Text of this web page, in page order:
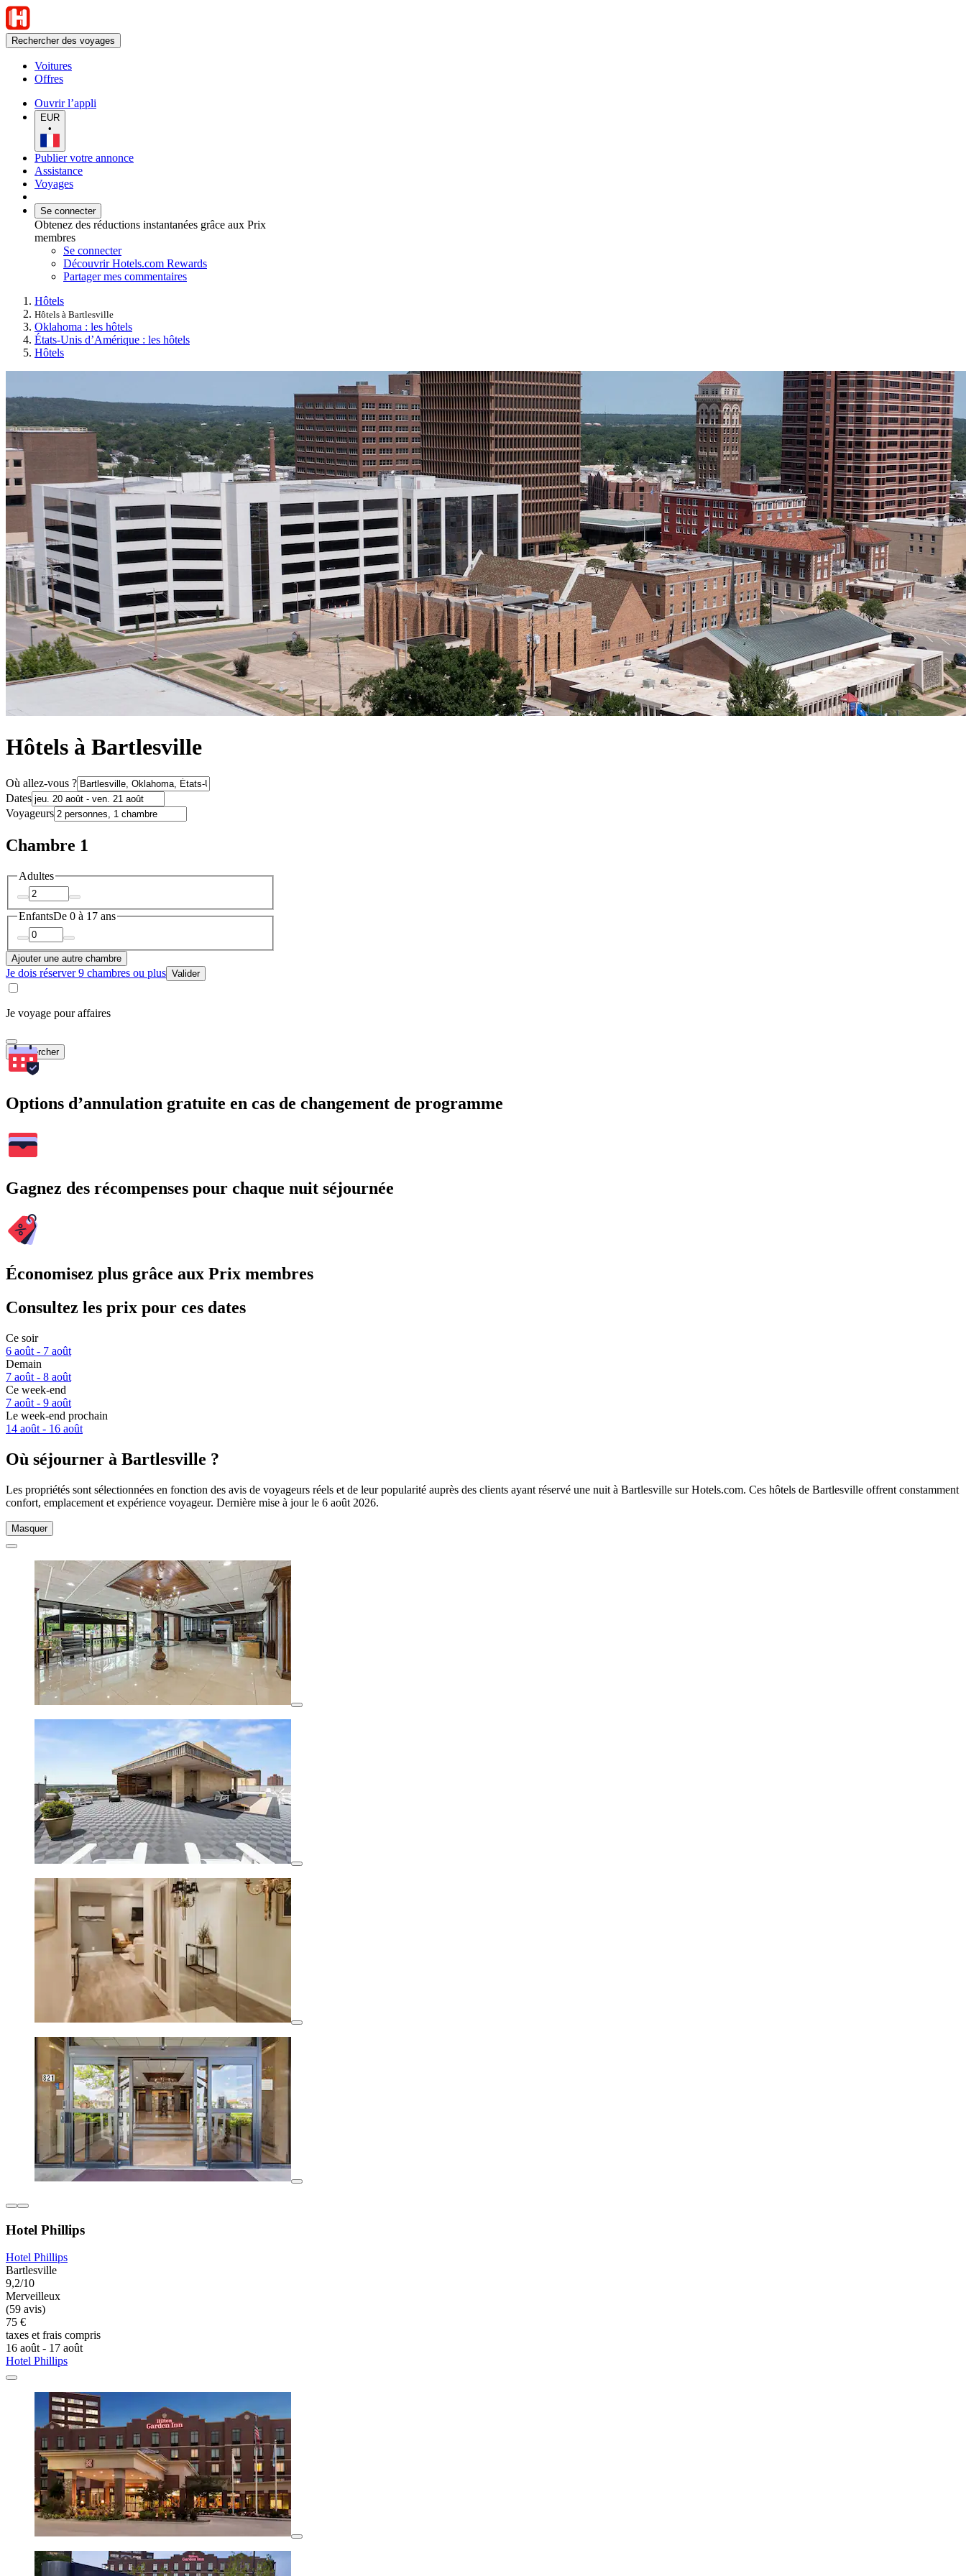
Rechercher des voyages
Voitures
Offres
Ouvrir l’appli
EUR
•
Publier votre annonce
Assistance
Voyages
Se connecter
Obtenez des réductions instantanées grâce aux Prix
membres
Se connecter
Découvrir Hotels.com Rewards
Partager mes commentaires
Hôtels
Hôtels à Bartlesville
Oklahoma : les hôtels
États-Unis d’Amérique : les hôtels
Hôtels
Hôtels à Bartlesville
Où allez-vous ?
Dates
Voyageurs
Chambre 1
Adultes
EnfantsDe 0 à 17 ans
Ajouter une autre chambre
Je dois réserver 9 chambres ou plus Valider
Je voyage pour affaires
Rechercher
Options d’annulation gratuite en cas de changement de programme
Gagnez des récompenses pour chaque nuit séjournée
Économisez plus grâce aux Prix membres
Consultez les prix pour ces dates
Ce soir
6 août - 7 août
Demain
7 août - 8 août
Ce week-end
7 août - 9 août
Le week-end prochain
14 août - 16 août
Où séjourner à Bartlesville ?
Les propriétés sont sélectionnées en fonction des avis de voyageurs réels et de leur popularité auprès des clients ayant réservé une nuit à Bartlesville sur Hotels.com. Ces hôtels de Bartlesville offrent constamment
confort, emplacement et expérience voyageur. Dernière mise à jour le 6 août 2026.
Masquer
Hotel Phillips
Hotel Phillips
Bartlesville
9,2/10
Merveilleux
(59 avis)
75 €
taxes et frais compris
16 août - 17 août
Hotel Phillips